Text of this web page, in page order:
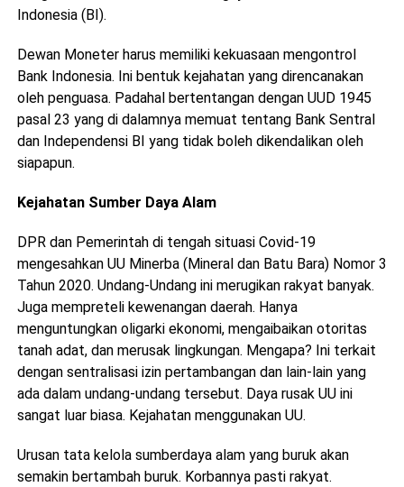
Indonesia (BI).
Dewan Moneter harus memiliki kekuasaan mengontrol
Bank Indonesia. Ini bentuk kejahatan yang direncanakan
oleh penguasa. Padahal bertentangan dengan UUD 1945
pasal 23 yang di dalamnya memuat tentang Bank Sentral
dan Independensi BI yang tidak boleh dikendalikan oleh
siapapun.
Kejahatan Sumber Daya Alam
DPR dan Pemerintah di tengah situasi Covid-19
mengesahkan UU Minerba (Mineral dan Batu Bara) Nomor 3
Tahun 2020. Undang-Undang ini merugikan rakyat banyak.
Juga mempreteli kewenangan daerah. Hanya
menguntungkan oligarki ekonomi, mengaibaikan otoritas
tanah adat, dan merusak lingkungan. Mengapa? Ini terkait
dengan sentralisasi izin pertambangan dan lain-lain yang
ada dalam undang-undang tersebut. Daya rusak UU ini
sangat luar biasa. Kejahatan menggunakan UU.
Urusan tata kelola sumberdaya alam yang buruk akan
semakin bertambah buruk. Korbannya pasti rakyat.